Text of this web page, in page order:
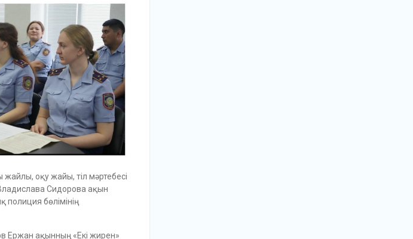
оқу жайы, тіл мәртебесі
Сидорова ақын
бөлімінің
Ержан ақынның «Екі жирен»